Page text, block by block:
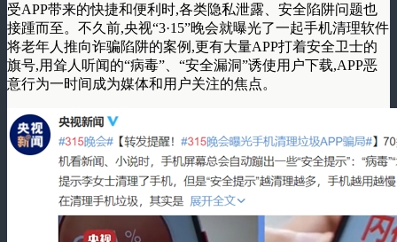
受APP带来的快捷和便利时,各类隐私泄露、安全陷阱问题也
接踵而至。不久前,央视“3·15”晚会就曝光了一起手机清理软件
将老年人推向诈骗陷阱的案例,更有大量APP打着安全卫士的
旗号,用耸人听闻的“病毒”、“安全漏洞”诱使用户下载,APP恶
意行为一时间成为媒体和用户关注的焦点。